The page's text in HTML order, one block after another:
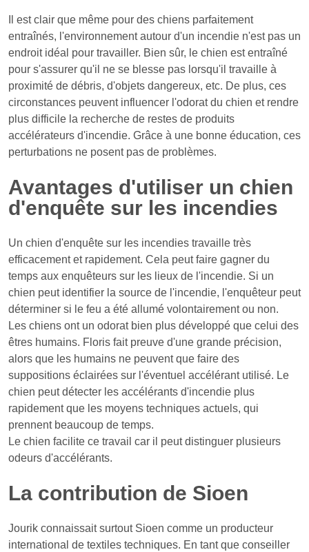
Il est clair que même pour des chiens parfaitement
entraînés, l'environnement autour d'un incendie n'est pas un
endroit idéal pour travailler. Bien sûr, le chien est entraîné
pour s'assurer qu'il ne se blesse pas lorsqu'il travaille à
proximité de débris, d'objets dangereux, etc. De plus, ces
circonstances peuvent influencer l'odorat du chien et rendre
plus difficile la recherche de restes de produits
accélérateurs d'incendie. Grâce à une bonne éducation, ces
perturbations ne posent pas de problèmes.
Avantages d'utiliser un chien
d'enquête sur les incendies
Un chien d'enquête sur les incendies travaille très
efficacement et rapidement. Cela peut faire gagner du
temps aux enquêteurs sur les lieux de l'incendie. Si un
chien peut identifier la source de l'incendie, l'enquêteur peut
déterminer si le feu a été allumé volontairement ou non.
Les chiens ont un odorat bien plus développé que celui des
êtres humains. Floris fait preuve d'une grande précision,
alors que les humains ne peuvent que faire des
suppositions éclairées sur l'éventuel accélérant utilisé. Le
chien peut détecter les accélérants d'incendie plus
rapidement que les moyens techniques actuels, qui
prennent beaucoup de temps.
Le chien facilite ce travail car il peut distinguer plusieurs
odeurs d'accélérants.
La contribution de Sioen
Jourik connaissait surtout Sioen comme un producteur
international de textiles techniques. En tant que conseiller